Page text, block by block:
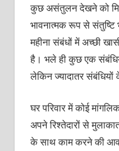
कुछ असंतुलन देखने को
भावनात्मक रूप से
महीना संबंधों में अच्छी
है। भले ही कुछ एक
लेकिन ज्यादातर संबंधियों
घर परिवार में कोई
अपने रिश्‍तेदारों से
के साथ काम करने की